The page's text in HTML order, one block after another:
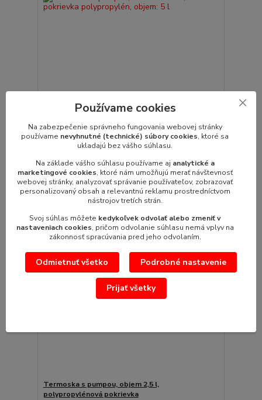
polypropylén, objem: 5 l
litravýška: 450 mmnerezový plášť a vn...
Pridať do košíka
Termoska s pumpou, objem 2,5 l,
polypropylénová pokrievka
Používame cookies
Na zabezpečenie správneho fungovania webovej stránky
používame nevyhnutné (technické) súbory cookies, ktoré sa
ukladajú bez vášho súhlasu.
Na základe vášho súhlasu používame aj analytické a
marketingové cookies, ktoré nám umožňujú merať návštevnosť
webovej stránky, analyzovať správanie používateľov, zobrazovať
personalizovaný obsah a relevantnú reklamu prostredníctvom
nástrojov tretích strán.
Svoj súhlas môžete kedykoľvek odvolať alebo zmeniť v
nastaveniach cookies, pričom odvolanie súhlasu nemá vplyv na
zákonnosť spracúvania pred jeho odvolaním.
Odmietnuť všetko Podrobné nastavenie
Prijať všetky